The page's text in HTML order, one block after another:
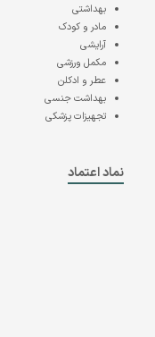
بهداشتی
مادر و کودک
آرایشی
مکمل ورزشی
عطر و ادکلن
بهداشت جنسی
تجهیزات پزشکی
نماد اعتماد